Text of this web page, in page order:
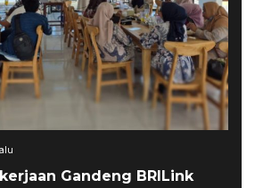
Gandeng BRILink